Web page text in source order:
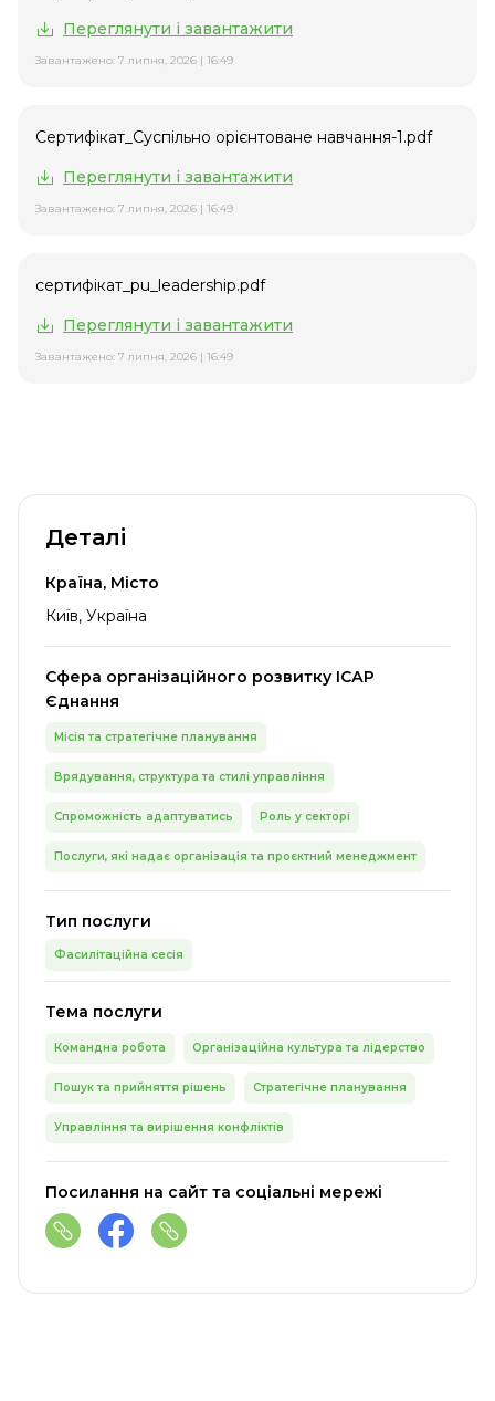
Переглянути і завантажити
Завантажено: 7 липня, 2026 | 16:49
Сертифікат_Суспільно орієнтоване навчання-1.pdf
Переглянути і завантажити
Завантажено: 7 липня, 2026 | 16:49
сертифікат_pu_leadership.pdf
Переглянути і завантажити
Завантажено: 7 липня, 2026 | 16:49
Деталі
Країна, Місто
Київ, Україна
Сфера організаційного розвитку ІСАР
Єднання
Місія та стратегічне планування
Врядування, структура та стилі управління
Спроможність адаптуватись Роль у секторі
Послуги, які надає організація та проєктний менеджмент
Тип послуги
Фасилітаційна сесія
Тема послуги
Командна робота Організаційна культура та лідерство
Пошук та прийняття рішень Стратегічне планування
Управління та вирішення конфліктів
Посилання на сайт та соціальні мережі